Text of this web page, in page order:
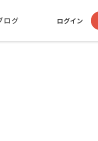
ログ ログイン